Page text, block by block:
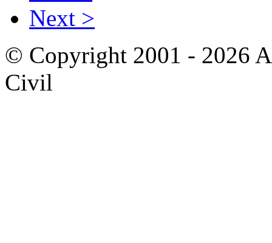
Next >
© Copyright 2001 - 2026
Civil